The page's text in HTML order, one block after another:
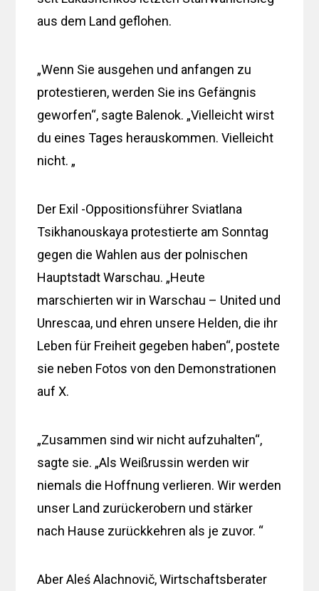
aus dem Land geflohen.
„Wenn Sie ausgehen und anfangen zu
protestieren, werden Sie ins Gefängnis
geworfen“, sagte Balenok. „Vielleicht wirst
du eines Tages herauskommen. Vielleicht
nicht. „
Der Exil -Oppositionsführer Sviatlana
Tsikhanouskaya protestierte am Sonntag
gegen die Wahlen aus der polnischen
Hauptstadt Warschau. „Heute
marschierten wir in Warschau – United und
Unrescaa, und ehren unsere Helden, die ihr
Leben für Freiheit gegeben haben“, postete
sie neben Fotos von den Demonstrationen
auf X.
„Zusammen sind wir nicht aufzuhalten“,
sagte sie. „Als Weißrussin werden wir
niemals die Hoffnung verlieren. Wir werden
unser Land zurückerobern und stärker
nach Hause zurückkehren als je zuvor. “
Aber Aleś Alachnovič, Wirtschaftsberater